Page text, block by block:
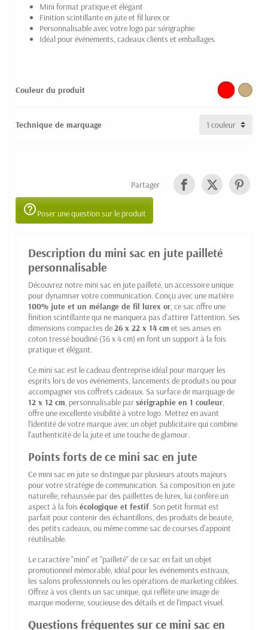
Mini format pratique et élégant
Finition scintillante en jute et fil lurex or
Personnalisable avec votre logo par sérigraphie
Idéal pour événements, cadeaux clients et emballages
Couleur du produit
Technique de marquage
Partager
help_outlinePoser une question sur le produit
Description du mini sac en jute pailleté
personnalisable
Découvrez notre mini sac en jute pailleté, un accessoire unique
pour dynamiser votre communication. Conçu avec une matière
100% jute et un mélange de fil lurex or, ce sac offre une
finition scintillante qui ne manquera pas d'attirer l'attention. Ses
dimensions compactes de26 x 22 x 14 cm et ses anses en
coton tressé boudiné (36 x 4 cm) en font un support à la fois
pratique et élégant.
Ce mini sac est le cadeau d'entreprise idéal pour marquer les
esprits lors de vos événements, lancements de produits ou pour
accompagner vos coffrets cadeaux. Sa surface de marquage de
12 x 12 cm, personnalisable parsérigraphie en 1 couleur,
offre une excellente visibilité à votre logo. Mettez en avant
l'identité de votre marque avec un objet publicitaire qui combine
l'authenticité de la jute et une touche de glamour.
Points forts de ce mini sac en jute
Ce mini sac en jute se distingue par plusieurs atouts majeurs
pour votre stratégie de communication. Sa composition en jute
naturelle, rehaussée par des paillettes de lurex, lui confère un
aspect à la foisécologique et festif. Son petit format est
parfait pour contenir des échantillons, des produits de beauté,
des petits cadeaux, ou même comme sac de courses d'appoint
réutilisable.
Le caractère "mini" et "pailleté" de ce sac en fait un objet
promotionnel mémorable, idéal pour les événements estivaux,
les salons professionnels ou les opérations de marketing ciblées.
Offrez à vos clients un sac unique, qui reflète une image de
marque moderne, soucieuse des détails et de l'impact visuel.
Questions fréquentes sur ce mini sac en